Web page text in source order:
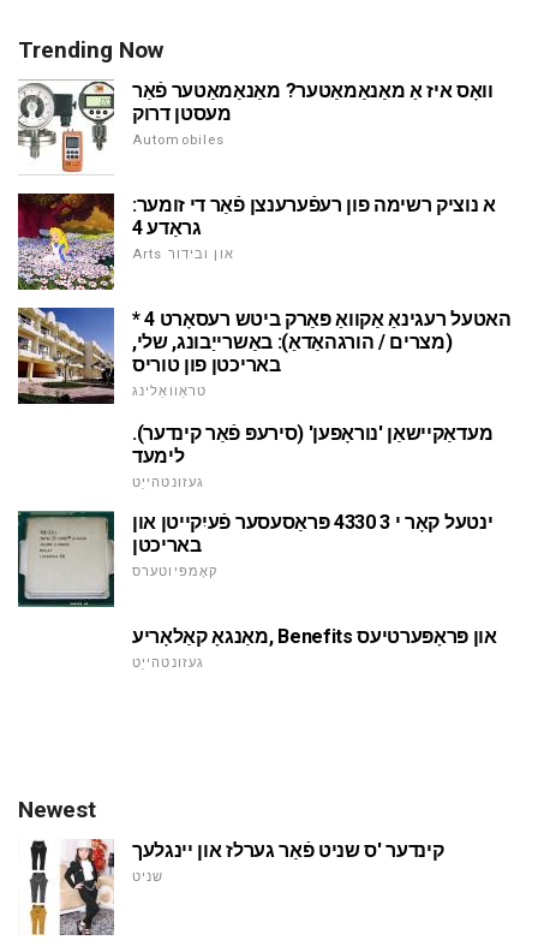
Trending Now
וואָס איז אַ מאַנאַמאַטער? מאַנאַמאַטער פֿאַר
מעסטן דרוק
Automobiles
א נוציק רשימה פון רעפֿערענצן פֿאַר די זומער:
גראַדע 4
Arts און ובידור
האטעל רעגינאַ אַקוואַ פּאַרק ביטש רעסאָרט 4 *
(מצרים / הורגהאַדאַ): באַשרייַבונג, שלי,
באריכטן פון טוריס
טראַוואַלינג
מעדאַקיישאַן 'נוראָפען' (סירעפּ פֿאַר קינדער).
לימעד
געזונטהייַט
ינטעל קאָר י 3 4330 פּראַסעסער פֿעיִקייטן און
באריכטן
קאָמפּיוטערס
מאַנגאָ קאַלאָריע, Benefits און פּראָפּערטיעס
געזונטהייַט
Newest
קינדער 'ס שניט פֿאַר גערלז און יינגלעך
שניט